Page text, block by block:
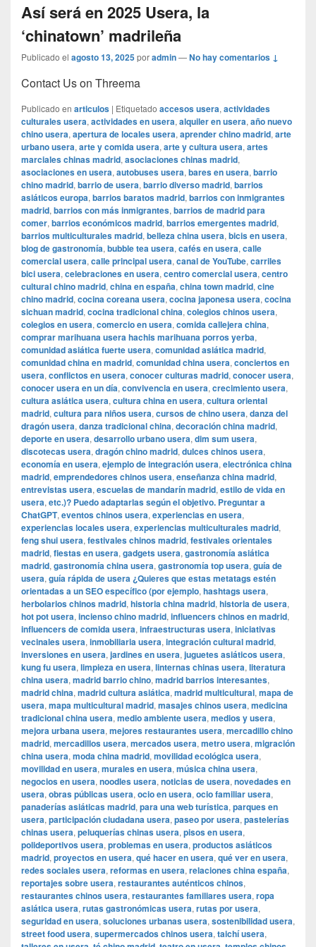
Así será en 2025 Usera, la
‘chinatown’ madrileña
Publicado el agosto 13, 2025poradmin—No hay comentarios ↓
Contact Us on Threema
Publicado en articulos | Etiquetado accesos usera, actividades
culturales usera, actividades en usera, alquiler en usera, año nuevo
chino usera, apertura de locales usera, aprender chino madrid, arte
urbano usera, arte y comida usera, arte y cultura usera, artes
marciales chinas madrid, asociaciones chinas madrid,
asociaciones en usera, autobuses usera, bares en usera, barrio
chino madrid, barrio de usera, barrio diverso madrid, barrios
asiáticos europa, barrios baratos madrid, barrios con inmigrantes
madrid, barrios con más inmigrantes, barrios de madrid para
comer, barrios económicos madrid, barrios emergentes madrid,
barrios multiculturales madrid, belleza china usera, bicis en usera,
blog de gastronomía, bubble tea usera, cafés en usera, calle
comercial usera, calle principal usera, canal de YouTube, carriles
bici usera, celebraciones en usera, centro comercial usera, centro
cultural chino madrid, china en españa, china town madrid, cine
chino madrid, cocina coreana usera, cocina japonesa usera, cocina
sichuan madrid, cocina tradicional china, colegios chinos usera,
colegios en usera, comercio en usera, comida callejera china,
comprar marihuana usera hachis marihuana porros yerba,
comunidad asiática fuerte usera, comunidad asiática madrid,
comunidad china en madrid, comunidad china usera, conciertos en
usera, conflictos en usera, conocer culturas madrid, conocer usera,
conocer usera en un día, convivencia en usera, crecimiento usera,
cultura asiática usera, cultura china en usera, cultura oriental
madrid, cultura para niños usera, cursos de chino usera, danza del
dragón usera, danza tradicional china, decoración china madrid,
deporte en usera, desarrollo urbano usera, dim sum usera,
discotecas usera, dragón chino madrid, dulces chinos usera,
economía en usera, ejemplo de integración usera, electrónica china
madrid, emprendedores chinos usera, enseñanza china madrid,
entrevistas usera, escuelas de mandarín madrid, estilo de vida en
usera, etc.)? Puedo adaptarlas según el objetivo. Preguntar a
ChatGPT, eventos chinos usera, experiencias en usera,
experiencias locales usera, experiencias multiculturales madrid,
feng shui usera, festivales chinos madrid, festivales orientales
madrid, fiestas en usera, gadgets usera, gastronomía asiática
madrid, gastronomía china usera, gastronomía top usera, guía de
usera, guía rápida de usera ¿Quieres que estas metatags estén
orientadas a un SEO específico (por ejemplo, hashtags usera,
herbolarios chinos madrid, historia china madrid, historia de usera,
hot pot usera, incienso chino madrid, influencers chinos en madrid,
influencers de comida usera, infraestructuras usera, iniciativas
vecinales usera, inmobiliaria usera, integración cultural madrid,
inversiones en usera, jardines en usera, juguetes asiáticos usera,
kung fu usera, limpieza en usera, linternas chinas usera, literatura
china usera, madrid barrio chino, madrid barrios interesantes,
madrid china, madrid cultura asiática, madrid multicultural, mapa de
usera, mapa multicultural madrid, masajes chinos usera, medicina
tradicional china usera, medio ambiente usera, medios y usera,
mejora urbana usera, mejores restaurantes usera, mercadillo chino
madrid, mercadillos usera, mercados usera, metro usera, migración
china usera, moda china madrid, movilidad ecológica usera,
movilidad en usera, murales en usera, música china usera,
negocios en usera, noodles usera, noticias de usera, novedades en
usera, obras públicas usera, ocio en usera, ocio familiar usera,
panaderías asiáticas madrid, para una web turística, parques en
usera, participación ciudadana usera, paseo por usera, pastelerías
chinas usera, peluquerías chinas usera, pisos en usera,
polideportivos usera, problemas en usera, productos asiáticos
madrid, proyectos en usera, qué hacer en usera, qué ver en usera,
redes sociales usera, reformas en usera, relaciones china españa,
reportajes sobre usera, restaurantes auténticos chinos,
restaurantes chinos usera, restaurantes familiares usera, ropa
asiática usera, rutas gastronómicas usera, rutas por usera,
seguridad en usera, soluciones urbanas usera, sostenibilidad usera,
street food usera, supermercados chinos usera, taichí usera,